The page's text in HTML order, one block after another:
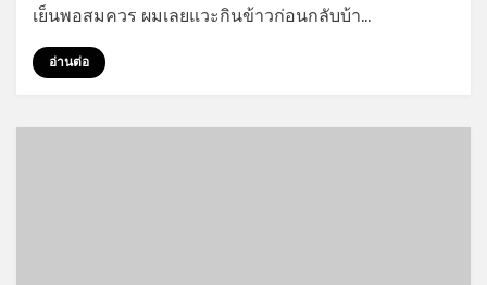
ใหญ่
เย็นพอสมควร ผมเลยแวะกินข้าวก่อนกลับบ้า…
อ่านต่อ